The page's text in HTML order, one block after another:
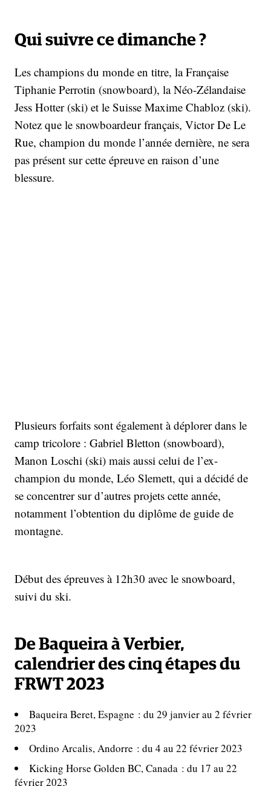
Qui suivre ce dimanche ?
Les champions du monde en titre, la Française
Tiphanie Perrotin (snowboard), la Néo-Zélandaise
Jess Hotter (ski) et le Suisse Maxime Chabloz (ski).
Notez que le snowboardeur français, Victor De Le
Rue, champion du monde l’année dernière, ne sera
pas présent sur cette épreuve en raison d’une
blessure.
Plusieurs forfaits sont également à déplorer dans le
camp tricolore : Gabriel Bletton (snowboard),
Manon Loschi (ski) mais aussi celui de l’ex-
champion du monde, Léo Slemett, qui a décidé de
se concentrer sur d’autres projets cette année,
notamment l’obtention du diplôme de guide de
montagne.
Début des épreuves à 12h30 avec le snowboard,
suivi du ski.
De Baqueira à Verbier,
calendrier des cinq étapes du
FRWT 2023
Baqueira Beret, Espagne : du 29 janvier au 2 février
2023
Ordino Arcalis, Andorre : du 4 au 22 février 2023
Kicking Horse Golden BC, Canada : du 17 au 22
février 2023